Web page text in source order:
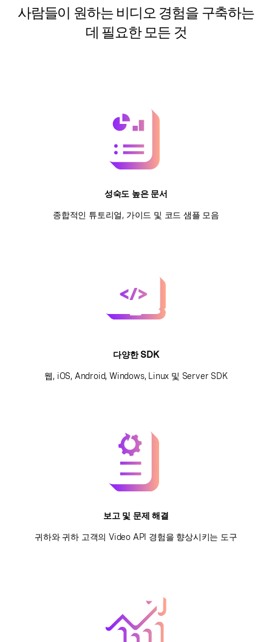
사람들이 원하는 비디오 경험을 구축하는
데 필요한 모든 것
성숙도 높은 문서
종합적인 튜토리얼, 가이드 및 코드 샘플 모음
다양한 SDK
웹, iOS, Android, Windows, Linux 및 Server SDK
보고 및 문제 해결
귀하와 귀하 고객의 Video API 경험을 향상시키는 도구